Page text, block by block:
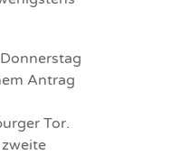
Antrag
Tor.